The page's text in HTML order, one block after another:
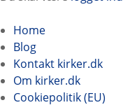
…
Home
Blog
Kontakt kirker.dk
Om kirker.dk
Cookiepolitik (EU)